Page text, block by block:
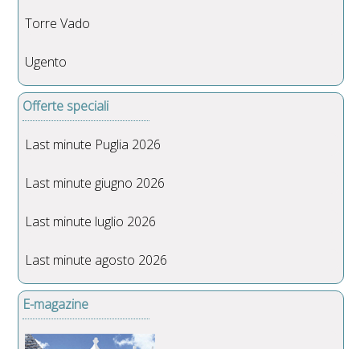
Torre Vado
Ugento
Offerte speciali
Last minute Puglia 2026
Last minute giugno 2026
Last minute luglio 2026
Last minute agosto 2026
E-magazine